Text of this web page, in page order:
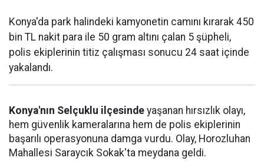
Konya'da park halindeki kamyonetin camını kırarak 450
bin TL nakit para ile 50 gram altını çalan 5 şüpheli,
polis ekiplerinin titiz çalışması sonucu 24 saat içinde
yakalandı.
Konya'nın Selçuklu ilçesinde yaşanan hırsızlık olayı,
hem güvenlik kameralarına hem de polis ekiplerinin
başarılı operasyonuna damga vurdu. Olay, Horozluhan
Mahallesi Saraycık Sokak'ta meydana geldi.